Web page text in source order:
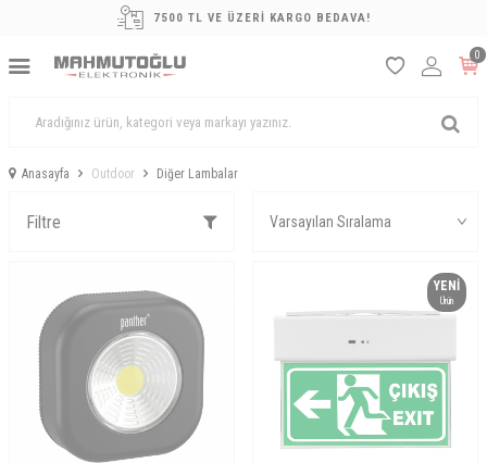
7500 TL VE ÜZERİ KARGO BEDAVA!
0
Anasayfa Outdoor Diğer Lambalar
Filtre
YENI
Ürün